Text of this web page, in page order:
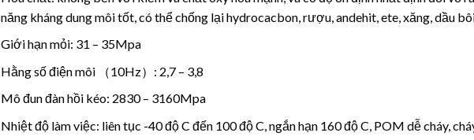
năng kháng dung môi tốt, có thể chống lại hydrocacbon, rượu, andehit, ete, xăng, dầu
Giới hạn mỏi: 31 – 35Mpa
Hằng số điện môi （10Hz）: 2,7 – 3,8
Mô đun đàn hồi kéo: 2830 – 3160Mpa
Nhiệt độ làm việc: liên tục -40 độ C đến 100 độ C, ngắn hạn 160 độ C, POM dễ cháy,